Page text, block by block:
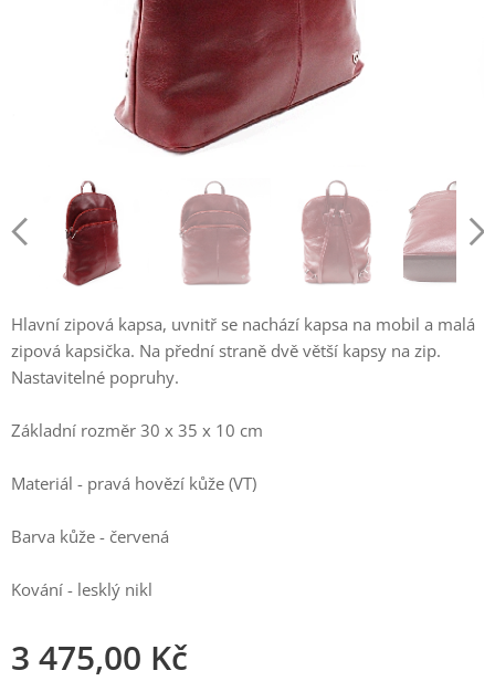
Hlavní zipová kapsa, uvnitř se nachází kapsa na mobil a malá
zipová kapsička. Na přední straně dvě větší kapsy na zip.
Nastavitelné popruhy.
Základní rozměr 30 x 35 x 10 cm
Materiál - pravá hovězí kůže (VT)
Barva kůže - červená
Kování - lesklý nikl
3 475,00 Kč